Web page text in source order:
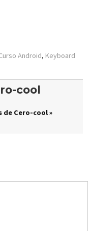
Android, Keyboard
cool
de Cero-cool »